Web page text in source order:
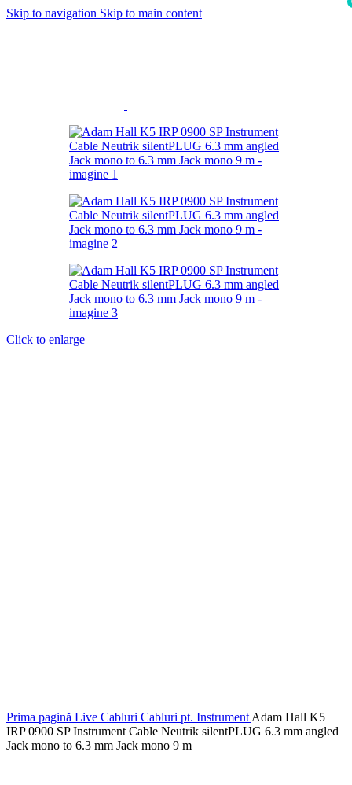
Skip to navigation Skip to main content
Click to enlarge
Prima pagină Live Cabluri Cabluri pt. Instrument Adam Hall K5
IRP 0900 SP Instrument Cable Neutrik silentPLUG 6.3 mm angled
Jack mono to 6.3 mm Jack mono 9 m